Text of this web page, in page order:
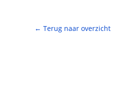
← Terug naar overzicht